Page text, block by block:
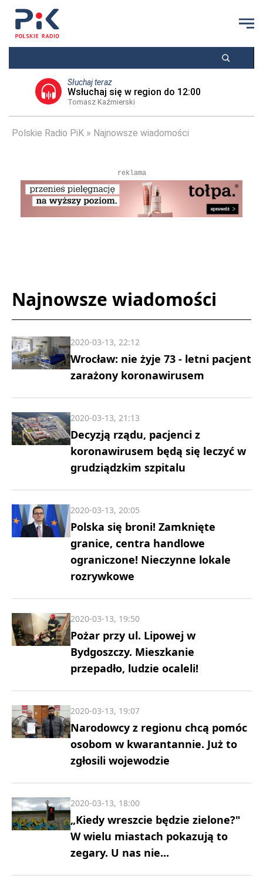
Słuchaj teraz
Wsłuchaj się w region do 12:00
Tomasz Kaźmierski
Polskie Radio PiK Najnowsze wiadomości
reklama
Najnowsze wiadomości
Wrocław: nie żyje 73 - letni pacjent
zarażony koronawirusem
2020-03-13, 22:12
Decyzją rządu, pacjenci z
koronawirusem będą się leczyć w
grudziądzkim szpitalu
2020-03-13, 21:13
Polska się broni! Zamknięte
granice, centra handlowe
ograniczone! Nieczynne lokale
rozrywkowe
2020-03-13, 20:05
Pożar przy ul. Lipowej w
Bydgoszczy. Mieszkanie
przepadło, ludzie ocaleli!
2020-03-13, 19:50
Narodowcy z regionu chcą pomóc
osobom w kwarantannie. Już to
zgłosili wojewodzie
2020-03-13, 19:07
„Kiedy wreszcie będzie zielone?"
W wielu miastach pokazują to
zegary. U nas nie...
2020-03-13, 18:00